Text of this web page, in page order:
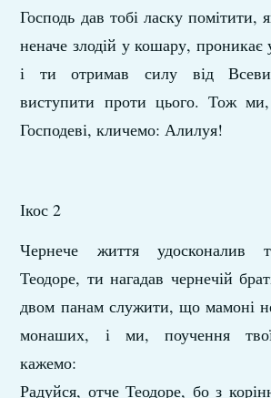
Господь дав тобі ласку помітити,
неначе злодій у кошару,
і ти отримав силу від
виступити проти цього. Тож
Господеві, кличемо: Алилуя!
Ікос 2
Чернече життя удосконалив
Теодоре, ти нагадав чернечій
двом панам служити, що мамоні
монаших, і ми, поучення
кажемо:
Радуйся, отче Теодоре, бо з